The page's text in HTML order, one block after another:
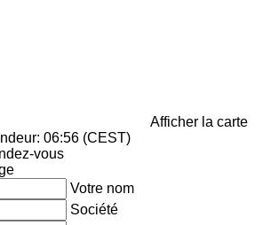
Afficher la carte
06:56 (CEST)
vous
Votre nom
Société